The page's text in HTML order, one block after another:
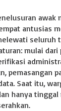
M
s
u
k
W
l
a
y
a
awak
antusias
seluruh
mulai dari
pemasangan
Saat itu,
hanya